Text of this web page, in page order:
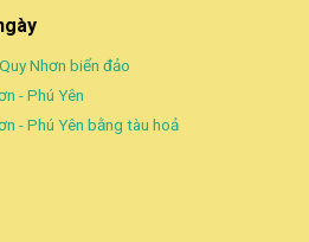
Nhơn biển đảo
- Phú Yên
- Phú Yên bằng tàu hoả